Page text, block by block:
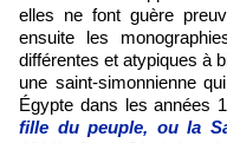
elles ne font guère
ensuite les
différentes et atypiques à
une saint-simonnienne
Égypte dans les années
fille du peuple, ou la